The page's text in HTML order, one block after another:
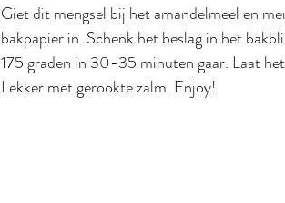
Giet dit mengsel bij het amandelmeel en
bakpapier in. Schenk het beslag in het
175 graden in 30-35 minuten gaar. Laat
Lekker met gerookte zalm. Enjoy!